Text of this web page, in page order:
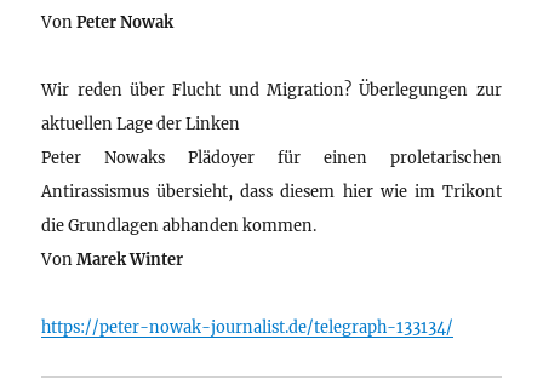
VonPeter Nowak
Wir reden über Flucht und Migration? Überlegungen zur
aktuellen Lage der Linken
Peter Nowaks Plädoyer für einen proletarischen
Antirassismus übersieht, dass diesem hier wie im Trikont
die Grundlagen abhanden kommen.
VonMarek Winter
https://peter-nowak-journalist.de/telegraph-133134/